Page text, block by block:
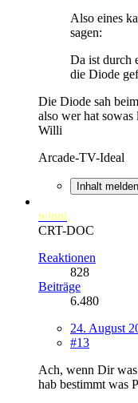
Also eines
sagen:
Da ist durch
die Diode
Die Diode sah
also wer hat
Willi
Arcade-TV-Ideal
Inhalt melden
winni
CRT-DOC
Reaktionen
828
Beiträge
6.480
24. August
#13
Ach, wenn Dir
hab bestimmt was